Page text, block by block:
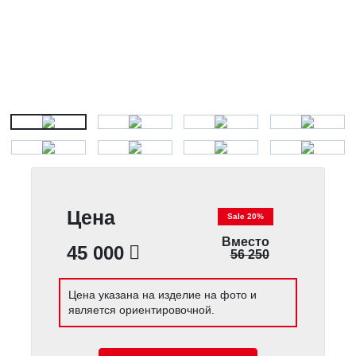
Цена
45 000
Sale 20%
Вместо
56 250
Цена указана на изделие на фото и
является ориентировочной.